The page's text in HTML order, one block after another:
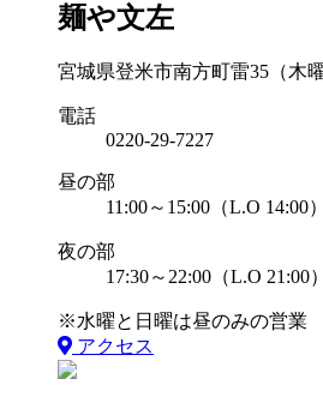
麺や文左
宮城県登米市南方町雷35（木
電話
0220-29-7227
昼の部
11:00～15:00（L.O 14:00）
夜の部
17:30～22:00（L.O 21:00）
※水曜と日曜は昼のみの営業
アクセス